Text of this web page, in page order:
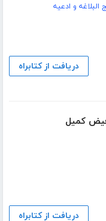
البلاغه و ادعیه
دریافت از کتابراه
فیض کمیل
دریافت از کتابراه